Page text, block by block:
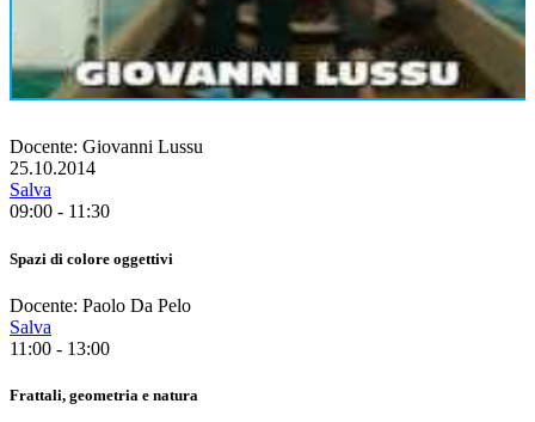
Docente: Giovanni Lussu
25.10.2014
Salva
09:00 - 11:30
Spazi di colore oggettivi
Docente: Paolo Da Pelo
Salva
11:00 - 13:00
Frattali, geometria e natura